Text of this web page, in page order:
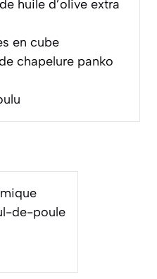
de huile d’olive extra
en cube
chapelure panko
de-poule